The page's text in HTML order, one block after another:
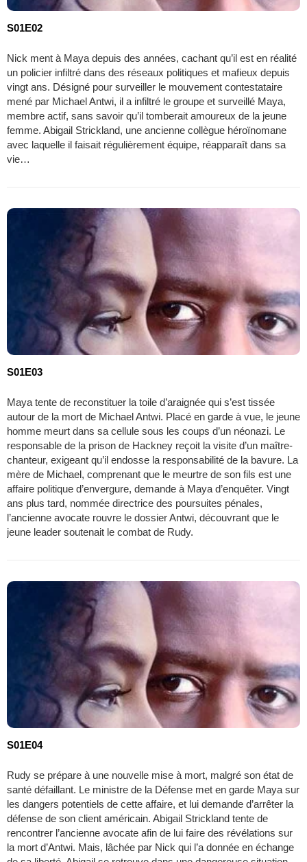
S01E02
Nick ment à Maya depuis des années, cachant qu’il est en réalité
un policier infiltré dans des réseaux politiques et mafieux depuis
vingt ans. Désigné pour surveiller le mouvement contestataire
mené par Michael Antwi, il a infiltré le groupe et surveillé Maya,
membre actif, sans savoir qu’il tomberait amoureux de la jeune
femme. Abigail Strickland, une ancienne collègue héroïnomane
avec laquelle il faisait régulièrement équipe, réapparaît dans sa
vie…
S01E03
Maya tente de reconstituer la toile d’araignée qui s’est tissée
autour de la mort de Michael Antwi. Placé en garde à vue, le jeune
homme meurt dans sa cellule sous les coups d’un néonazi. Le
responsable de la prison de Hackney reçoit la visite d’un maître-
chanteur, exigeant qu’il endosse la responsabilité de la bavure. La
mère de Michael, comprenant que le meurtre de son fils est une
affaire politique d’envergure, demande à Maya d’enquêter. Vingt
ans plus tard, nommée directrice des poursuites pénales,
l’ancienne avocate rouvre le dossier Antwi, découvrant que le
jeune leader soutenait le combat de Rudy.
S01E04
Rudy se prépare à une nouvelle mise à mort, malgré son état de
santé défaillant. Le ministre de la Défense met en garde Maya sur
les dangers potentiels de cette affaire, et lui demande d’arrêter la
défense de son client américain. Abigail Strickland tente de
rencontrer l’ancienne avocate afin de lui faire des révélations sur
la mort d’Antwi. Mais, lâchée par Nick qui l’a donnée en échange